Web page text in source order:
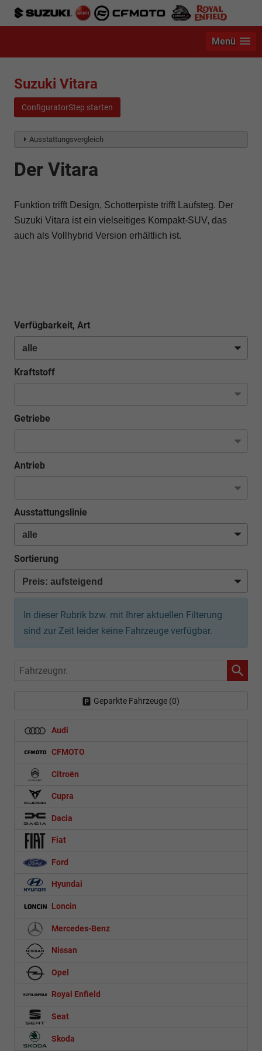
Menü
Suzuki Vitara
ConfiguratorStep starten
Ausstattungsvergleich
Der Vitara
Funktion trifft Design, Schotterpiste trifft Laufsteg. Der
Suzuki Vitara ist ein vielseitiges Kompakt-SUV, das
auch als Vollhybrid Version erhältlich ist.
Verfügbarkeit, Art
Kraftstoff
Getriebe
Antrieb
Ausstattungslinie
Sortierung
In dieser Rubrik bzw. mit Ihrer aktuellen Filterung
sind zur Zeit leider keine Fahrzeuge verfügbar.
Fahrzeugnr.
Geparkte Fahrzeuge (0)
Audi
CFMOTO
Citroën
Cupra
Dacia
Fiat
Ford
Hyundai
Loncin
Mercedes-Benz
Nissan
Opel
Royal Enfield
Seat
Skoda